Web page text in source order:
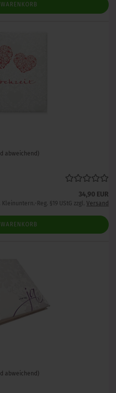
abweichend)
34,90 EUR
Reg. §19 UStG zzgl. Versand
abweichend)